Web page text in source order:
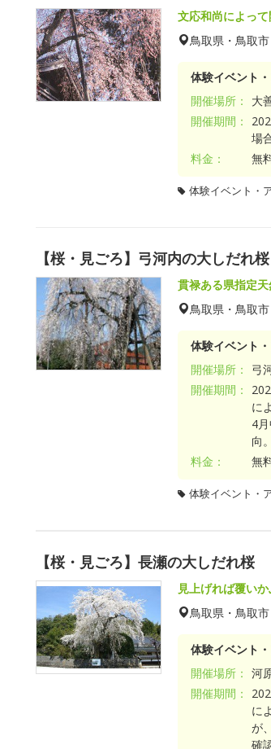
文応和尚によっ
鳥取県・鳥取市
体験イベント
開催場所：
大
開催期間：
場
料金：
無
体験イベント・
【桜・見ごろ】弓河内の大しだれ桜
貫禄ある県指定
鳥取県・鳥取市
体験イベント
開催場所：
弓
開催期間：
に
4
向
料金：
無
体験イベント・
【桜・見ごろ】長瀬の大しだれ桜
見上げれば覆い
鳥取県・鳥取市
体験イベント
開催場所： 河
開催期間：
に
が
確